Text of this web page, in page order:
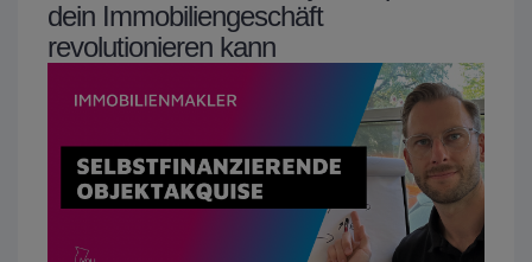
dein Immobiliengeschäft
revolutionieren kann